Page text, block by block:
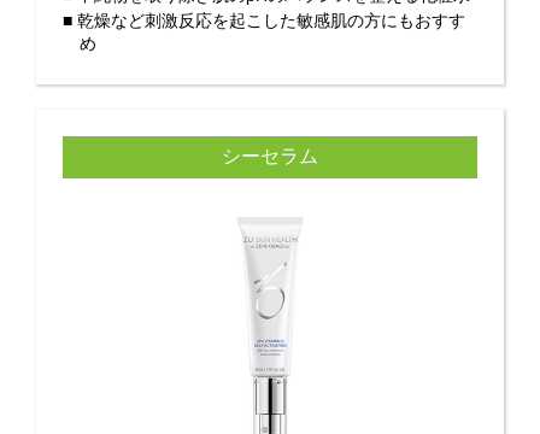
■ 乾燥など刺激反応を起こした敏感肌の方にもおすす
め
シーセラム